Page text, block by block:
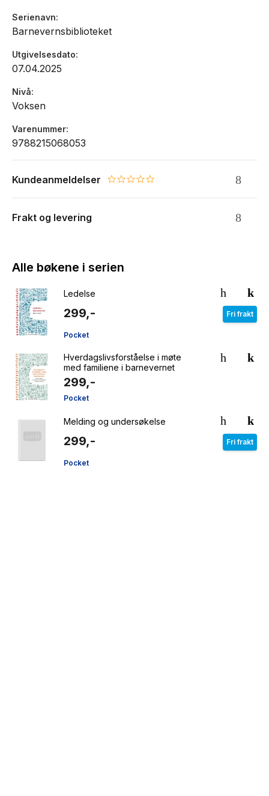
Serienavn
Barnevernsbiblioteket
Utgivelsesdato
07.04.2025
Nivå
Voksen
Varenummer
9788215068053
Kundeanmeldelser 0.0 star rating
Frakt og levering
Alle bøkene i serien
Ledelse
299,- Fri frakt
Pocket
Hverdagslivsforståelse i møte
med familiene i barnevernet
299,-
Pocket
Melding og undersøkelse
299,- Fri frakt
Pocket